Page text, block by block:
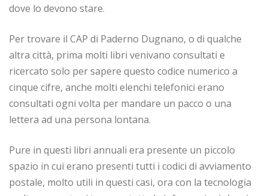
dove lo devono stare.
Per trovare il CAP di Paderno Dugnano, o di qualche
altra città, prima molti libri venivano consultati e
ricercato solo per sapere questo codice numerico a
cinque cifre, anche molti elenchi telefonici erano
consultati ogni volta per mandare un pacco o una
lettera ad una persona lontana.
Pure in questi libri annuali era presente un piccolo
spazio in cui erano presenti tutti i codici di avviamento
postale, molto utili in questi casi, ora con la tecnologia